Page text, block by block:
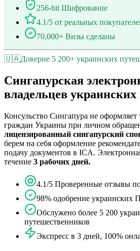
256-bit Шифрование
4.1/5 от реальных
70,000+ Визы сделаны
🇺🇦Доверие 5 200+ украинских
Сингапурская
владельцев украинских
Консульство Сингапура не оформляет
граждан Украины при личном
лицензированный сингапурский
берем на себя оформление
подачу документов в ICA.
течение 3 рабочих дней.
4.1/5 Проверенные отзывы
98% одобрение украинских
Обслужено более 5 200
путешественников
Экспресс в 3 дней, 100%